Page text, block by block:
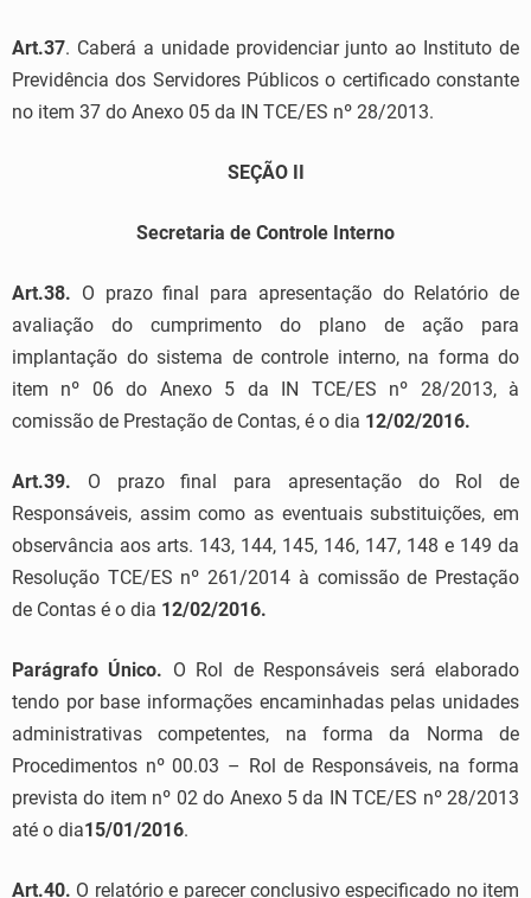
Art.37. Caberá a unidade providenciar junto ao Instituto de
Previdência dos Servidores Públicos o certificado constante
no item 37 do Anexo 05 da IN TCE/ES nº 28/2013.
SEÇÃO II
Secretaria de Controle Interno
Art.38. O prazo final para apresentação do Relatório de
avaliação do cumprimento do plano de ação para
implantação do sistema de controle interno, na forma do
item nº 06 do Anexo 5 da IN TCE/ES nº 28/2013, à
comissão de Prestação de Contas, é o dia 12/02/2016.
Art.39. O prazo final para apresentação do Rol de
Responsáveis, assim como as eventuais substituições, em
observância aos arts. 143, 144, 145, 146, 147, 148 e 149 da
Resolução TCE/ES nº 261/2014 à comissão de Prestação
de Contas é o dia 12/02/2016.
Parágrafo Único. O Rol de Responsáveis será elaborado
tendo por base informações encaminhadas pelas unidades
administrativas competentes, na forma da Norma de
Procedimentos nº 00.03 – Rol de Responsáveis, na forma
prevista do item nº 02 do Anexo 5 da IN TCE/ES nº 28/2013
até o dia15/01/2016.
Art.40. O relatório e parecer conclusivo especificado no item